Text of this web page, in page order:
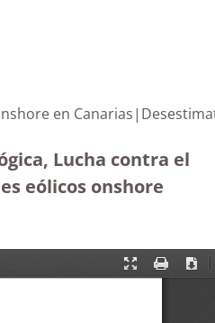
en
Lucha contra el
eólicos onshore